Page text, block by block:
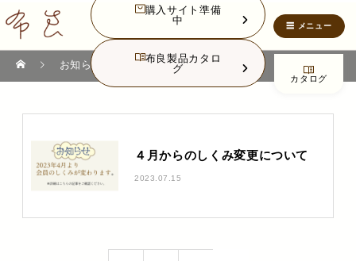
カタログ
購入サイト準備
中
布良製品カタロ
グ
NEWS
お知らせ
４月からのしくみ変更について
2023.07.15